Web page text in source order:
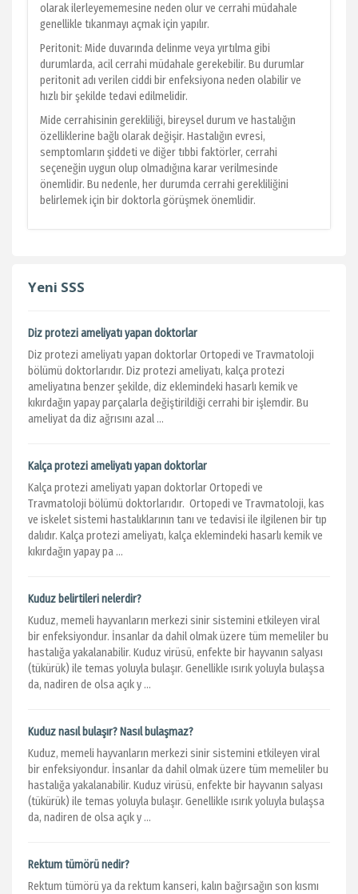
olarak ilerleyememesine neden olur ve cerrahi müdahale
genellikle tıkanmayı açmak için yapılır.
Peritonit: Mide duvarında delinme veya yırtılma gibi
durumlarda, acil cerrahi müdahale gerekebilir. Bu durumlar
peritonit adı verilen ciddi bir enfeksiyona neden olabilir ve
hızlı bir şekilde tedavi edilmelidir.
Mide cerrahisinin gerekliliği, bireysel durum ve hastalığın
özelliklerine bağlı olarak değişir. Hastalığın evresi,
semptomların şiddeti ve diğer tıbbi faktörler, cerrahi
seçeneğin uygun olup olmadığına karar verilmesinde
önemlidir. Bu nedenle, her durumda cerrahi gerekliliğini
belirlemek için bir doktorla görüşmek önemlidir.
Yeni SSS
Diz protezi ameliyatı yapan doktorlar
Diz protezi ameliyatı yapan doktorlar Ortopedi ve Travmatoloji
bölümü doktorlarıdır. Diz protezi ameliyatı, kalça protezi
ameliyatına benzer şekilde, diz eklemindeki hasarlı kemik ve
kıkırdağın yapay parçalarla değiştirildiği cerrahi bir işlemdir. Bu
ameliyat da diz ağrısını azal ...
Kalça protezi ameliyatı yapan doktorlar
Kalça protezi ameliyatı yapan doktorlar Ortopedi ve
Travmatoloji bölümü doktorlarıdır. Ortopedi ve Travmatoloji, kas
ve iskelet sistemi hastalıklarının tanı ve tedavisi ile ilgilenen bir tıp
dalıdır. Kalça protezi ameliyatı, kalça eklemindeki hasarlı kemik ve
kıkırdağın yapay pa ...
Kuduz belirtileri nelerdir?
Kuduz, memeli hayvanların merkezi sinir sistemini etkileyen viral
bir enfeksiyondur. İnsanlar da dahil olmak üzere tüm memeliler bu
hastalığa yakalanabilir. Kuduz virüsü, enfekte bir hayvanın salyası
(tükürük) ile temas yoluyla bulaşır. Genellikle ısırık yoluyla bulaşsa
da, nadiren de olsa açık y ...
Kuduz nasıl bulaşır? Nasıl bulaşmaz?
Kuduz, memeli hayvanların merkezi sinir sistemini etkileyen viral
bir enfeksiyondur. İnsanlar da dahil olmak üzere tüm memeliler bu
hastalığa yakalanabilir. Kuduz virüsü, enfekte bir hayvanın salyası
(tükürük) ile temas yoluyla bulaşır. Genellikle ısırık yoluyla bulaşsa
da, nadiren de olsa açık y ...
Rektum tümörü nedir?
Rektum tümörü ya da rektum kanseri, kalın bağırsağın son kısmı